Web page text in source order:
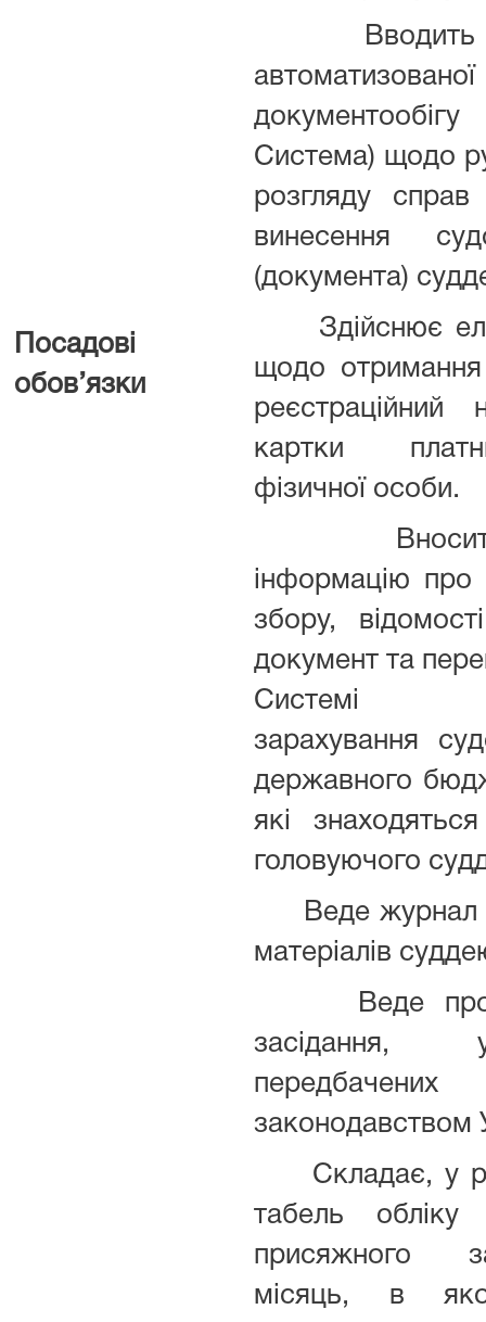
Посадові
обов’язки
Вводить
Система) щодо
розгляду справ
винесення
(документа)
Здійснює
щодо
реєстраційний
картки
фізичної особи.
Вносить
інформацію про
збору,
документ та
Системі
зарахування
державного
які
головуючого
Веде журнал
матеріалів
Веде
засідання,
передбачених
законодавством
Складає, у
табель
присяжного
місяць, в